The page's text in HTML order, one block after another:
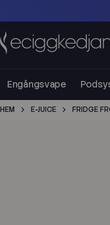
Engångsvape
HEM E-JUICE FRIDGE